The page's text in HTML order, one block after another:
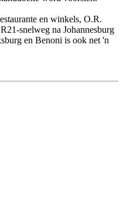
en winkels, O.R.
snelweg na Johannesburg
en Benoni is ook net 'n